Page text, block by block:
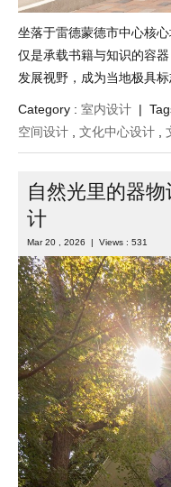
坐落于雷德蒙德市中心核
仅是承载书籍与知识的容
发展视野，成为当地极具标
Category : 室内设计 |
空间设计
文化中心设计
自然光里的器
计
Mar 20 , 2026 | Views : 531